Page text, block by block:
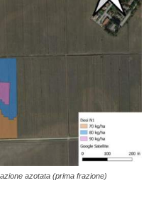
azotata (prima frazione)